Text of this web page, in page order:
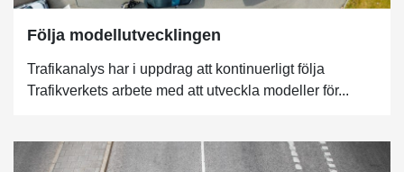
Följa modellutvecklingen
Trafikanalys har i uppdrag att kontinuerligt följa
Trafikverkets arbete med att utveckla modeller för...